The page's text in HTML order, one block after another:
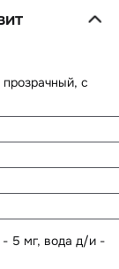
прозрачный, с
- 5 мг, вода д/и -